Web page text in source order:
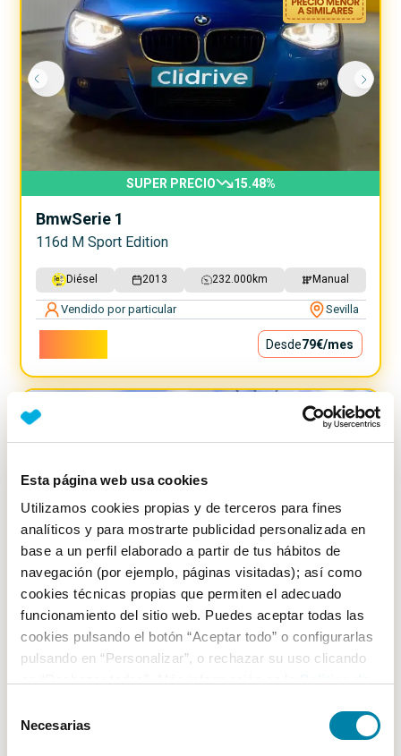
Esta página web usa cookies
Utilizamos cookies propias y de terceros para fines
analíticos y para mostrarte publicidad personalizada en
base a un perfil elaborado a partir de tus hábitos de
navegación (por ejemplo, páginas visitadas); así como
cookies técnicas propias que permiten el adecuado
funcionamiento del sitio web. Puedes aceptar todas las
cookies pulsando el botón “Aceptar todo” o configurarlas
pulsando en “Personalizar”, o rechazar su uso clicando
Necesarias
SUPER PRECIO 15.48%
BmwSerie 1
116d M Sport Edition
Diésel 2013 232.000 km Manual
Vendido por particular Sevilla
Desde79€/mes
120d